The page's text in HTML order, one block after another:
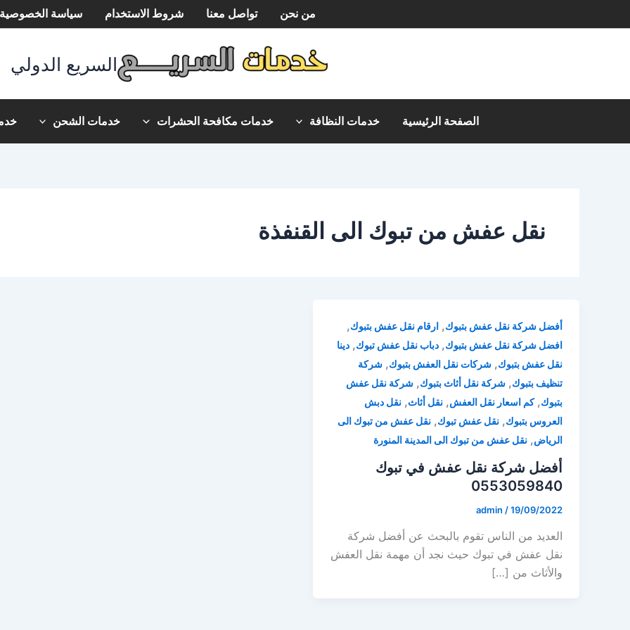
إلى
من نحن تواصل معنا شروط الاستخدام سياسة الخصوصية
السريع الدولي
الصفحة الرئيسية خدمات النظافة خدمات مكافحة الحشرات خدمات الشحن
نقل عفش من تبوك الى القنفذة
أفضل شركة نقل عفش بتبوك, ارقام نقل عفش بتبوك,
افضل شركة نقل عفش بتبوك, دباب نقل عفش تبوك, دينا
نقل عفش بتبوك, شركات نقل العفش بتبوك, شركة
تنظيف بتبوك, شركة نقل أثاث بتبوك, شركة نقل عفش
بتبوك,كم اسعار نقل العفش, نقل أثاث, نقل دبش
العروس بتبوك, نقل عفش تبوك, نقل عفش من تبوك الى
الرياض, نقل عفش من تبوك الى المدينة المنورة
أفضل شركة نقل عفش في تبوك
0553059840
admin /19/09/2022
العديد من الناس تقوم بالبحث عن أفضل شركة
نقل عفش في تبوك حيث نجد أن مهمة نقل العفش
والأثاث من […]